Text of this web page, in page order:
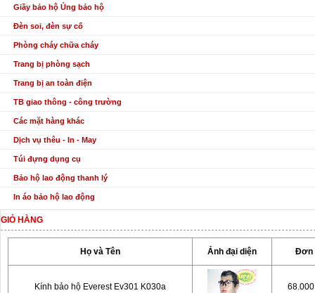
Giầy bảo hộ Ủng bảo hộ
Đèn soi, đèn sự cố
Phòng cháy chữa cháy
Trang bị phòng sạch
Trang bị an toàn điện
TB giao thông - công trường
Các mặt hàng khác
Dịch vụ thêu - In - May
Túi đựng dụng cụ
Bảo hộ lao động thanh lý
In áo bảo hộ lao động
GIỎ HÀNG
Họ và Tên Ảnh đại diện Đơn
Kính bảo hộ Everest Ev301 K030a